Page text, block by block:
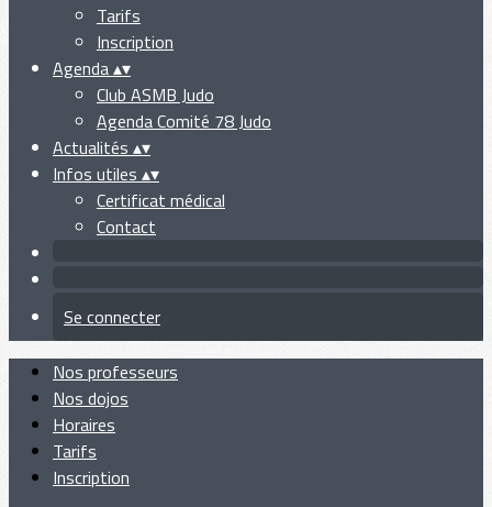
Tarifs
Inscription
Agenda▴▾
Club ASMB Judo
Agenda Comité 78 Judo
Actualités ▴▾
Infos utiles ▴▾
Certificat médical
Contact
Se connecter
Nos professeurs
Nos dojos
Horaires
Tarifs
Inscription